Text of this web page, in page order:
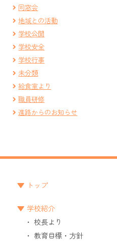
同窓会
地域との活動
学校公開
学校安全
学校行事
未分類
給食室より
職員研修
進路からのお知らせ
トップ
学校紹介
校長より
教育目標・方針